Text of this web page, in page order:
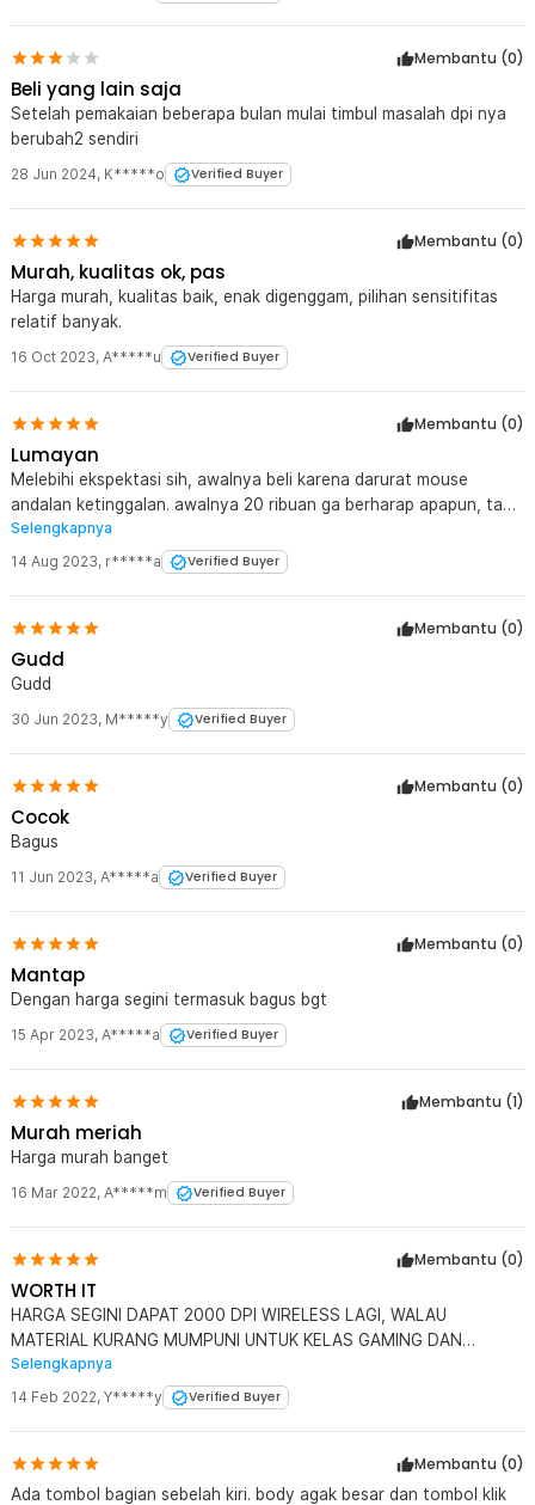
Membantu (0)
Beli yang lain saja
Setelah pemakaian beberapa bulan mulai timbul masalah dpi nya
berubah2 sendiri
28 Jun 2024, K*****o Verified Buyer
Membantu (0)
Murah, kualitas ok, pas
Harga murah, kualitas baik, enak digenggam, pilihan sensitifitas
relatif banyak.
16 Oct 2023, A*****u Verified Buyer
Membantu (0)
Lumayan
Melebihi ekspektasi sih, awalnya beli karena darurat mouse
andalan ketinggalan. awalnya 20 ribuan ga berharap apapun, tapi
looks awal keren tombol scrool ada aksen chrome terkesan
mahal. walau plastik & kualitas button sesuai harga tapi, ada
tombol forward & back sisi kiri. Ergonomis enak, Pilihan DPI juga.
Selengkapnya
14 Aug 2023, r*****a Verified Buyer
Membantu (0)
Gudd
Gudd
30 Jun 2023, M*****y Verified Buyer
Membantu (0)
Cocok
Bagus
11 Jun 2023, A*****a Verified Buyer
Membantu (0)
Mantap
Dengan harga segini termasuk bagus bgt
15 Apr 2023, A*****a Verified Buyer
Membantu (1)
Murah meriah
Harga murah banget
16 Mar 2022, A*****m Verified Buyer
Membantu (0)
WORTH IT
HARGA SEGINI DAPAT 2000 DPI WIRELESS LAGI, WALAU
MATERIAL KURANG MUMPUNI UNTUK KELAS GAMING DAN
TOMBOL ROL RADA SERET. TP WORTH IT. THE BEST JAKNOTE
BARANG MURAH FUNGSIONAL.
Selengkapnya
14 Feb 2022, Y*****y Verified Buyer
Membantu (0)
Ada tombol bagian sebelah kiri. body agak besar dan tombol klik